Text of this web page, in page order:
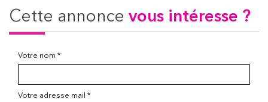
cette annonce vous intéresse ?
Votre nom *
Votre adresse mail *